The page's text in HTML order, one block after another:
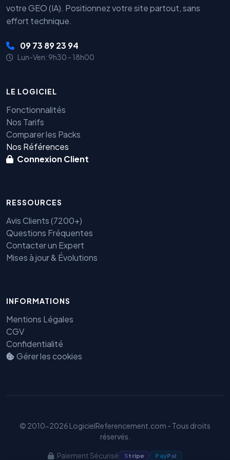
votre GEO (IA). Positionnez votre site partout, sans
effort technique.
09 73 89 23 94
Lun-Ven: 9h30 - 18h00
LE LOGICIEL
Fonctionnalités
Nos Tarifs
Comparer les Packs
Nos Références
Connexion Client
RESSOURCES
Avis Clients (7200+)
Questions Fréquentes
Contacter un Expert
Mises à jour & Évolutions
INFORMATIONS
Mentions Légales
CGV
Confidentialité
Gérer les cookies
© 2010-2026 LogicielReferencement.com - Tous droits
réservés.
Paiement Sécurisé Stripe PayPal